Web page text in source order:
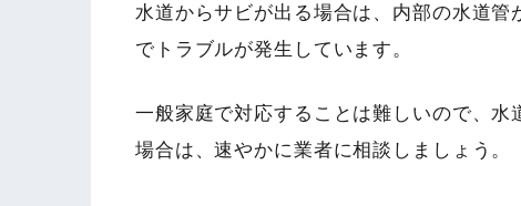
水道からサビが出る場合は、内部の水道
でトラブルが発生しています。
一般家庭で対応することは難しいので、
場合は、速やかに業者に相談しましょう。